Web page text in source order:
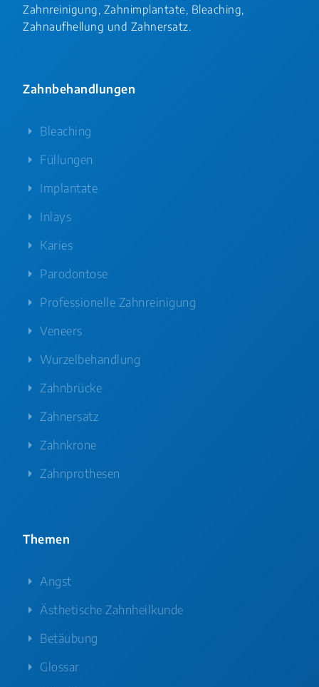
Zahnreinigung, Zahnimplantate, Bleaching,
Zahnaufhellung und Zahnersatz.
Zahnbehandlungen
Bleaching
Füllungen
Implantate
Inlays
Karies
Parodontose
Professionelle Zahnreinigung
Veneers
Wurzelbehandlung
Zahnbrücke
Zahnersatz
Zahnkrone
Zahnprothesen
Themen
Angst
Ästhetische Zahnheilkunde
Betäubung
Glossar